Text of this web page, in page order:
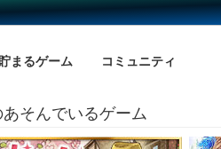
貯まるゲーム コミュニティ
そんでいるゲーム